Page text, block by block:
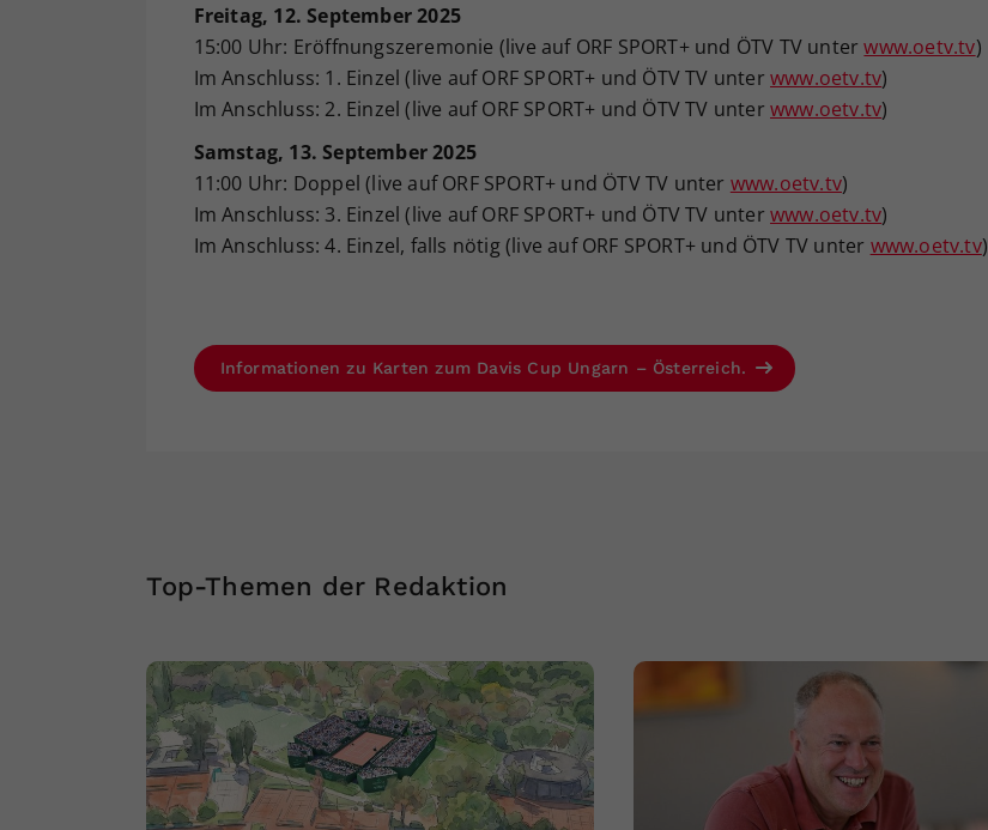
Freitag, 12. September 2025
15:00 Uhr: Eröffnungszeremonie (live auf ORF SPORT+ und ÖTV TV unterwww.oetv.tv)
Im Anschluss: 1. Einzel (live auf ORF SPORT+ und ÖTV TV unter www.oetv.tv)
Im Anschluss: 2. Einzel (live auf ORF SPORT+ und ÖTV TV unter www.oetv.tv)
Samstag, 13. September 2025
11:00 Uhr: Doppel (live auf ORF SPORT+ und ÖTV TV unter www.oetv.tv)
Im Anschluss: 3. Einzel (live auf ORF SPORT+ und ÖTV TV unter www.oetv.tv)
Im Anschluss: 4. Einzel, falls nötig (live auf ORF SPORT+ und ÖTV TV unter www.oetv.tv)
Informationen zu Karten zum Davis Cup Ungarn – Österreich.
Top-Themen der Redaktion